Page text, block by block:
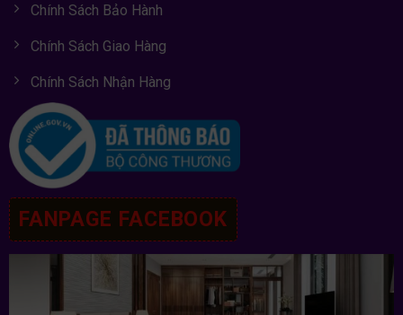
Chính Sách Bảo Hành
Chính Sách Giao Hàng
Chính Sách Nhận Hàng
FANPAGE FACEBOOK